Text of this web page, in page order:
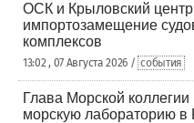
ОСК и Крыловский центр
импортозамещение
комплексов
13:02 , 07 Августа 2026 / события
Глава Морской
морскую лабораторию